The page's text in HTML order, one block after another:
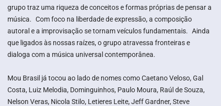
grupo traz uma riqueza de conceitos e formas próprias de pensar a
música. Com foco na liberdade de expressão, a composição
autoral e a improvisação se tornam veículos fundamentais. Ainda
que ligados às nossas raízes, o grupo atravessa fronteiras e
dialoga com a música universal contemporânea.
Mou Brasil já tocou ao lado de nomes como Caetano Veloso, Gal
Costa, Luiz Melodia, Dominguinhos, Paulo Moura, Raúl de Souza,
Nelson Veras, Nicola Stilo, Letieres Leite, Jeff Gardner, Steve